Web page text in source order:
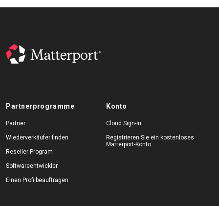
Partnerprogramme
Partner
Wiederverkäufer finden
Reseller Program
Softwareentwickler
Einen Profi beauftragen
Konto
Cloud Sign-In
Registrieren Sie ein kostenloses
Matterport-Konto